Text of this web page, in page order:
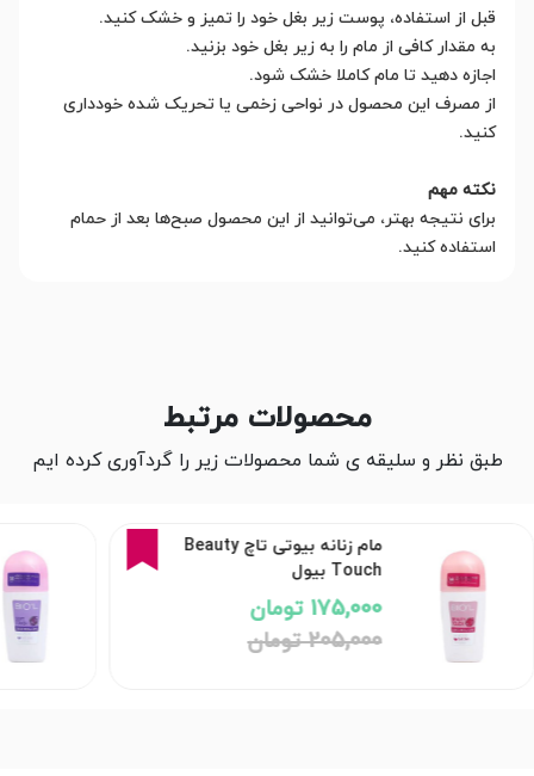
قبل از استفاده، پوست زیر بغل خود را تمیز و خشک کنید.
به مقدار کافی از مام را به زیر بغل خود بزنید.
اجازه دهید تا مام کاملا خشک شود.
از مصرف این محصول در نواحی زخمی یا تحریک شده خودداری
کنید.
نکته مهم
برای نتیجه بهتر، می‌توانید از این محصول صبح‌ها بعد از حمام
استفاده کنید.
محصولات مرتبط
طبق نظر و سلیقه ی شما محصولات زیر را گردآوری کرده ایم
مام زنانه بیوتی تاچ Beauty
Touch بیول
175,000 تومان
205,000 تومان